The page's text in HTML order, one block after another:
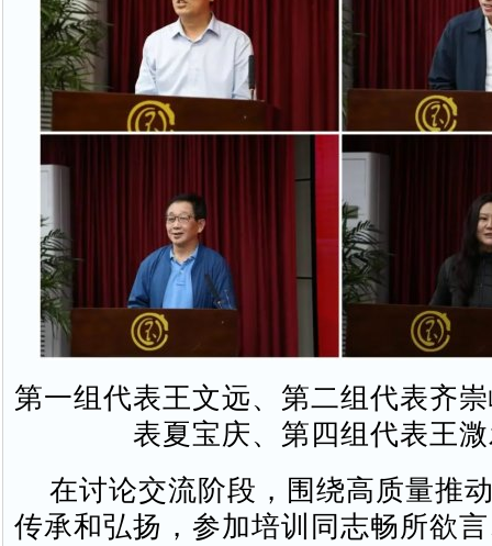
第一组代表王文远、第二组代表齐
表夏宝庆、第四组代表王
在讨论交流阶段，围绕高质量推
传承和弘扬，参加培训同志畅所欲